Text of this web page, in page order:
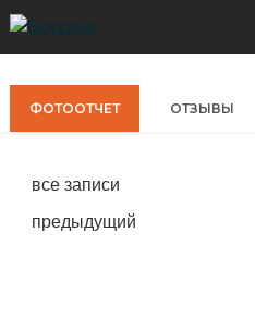
ФОТООТЧЕТ ОТЗЫВЫ
все записи
предыдущий